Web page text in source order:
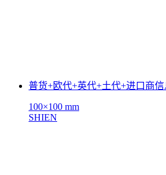
普货+欧代+英代+土代+进口商信
100×100 mm
SHIEN